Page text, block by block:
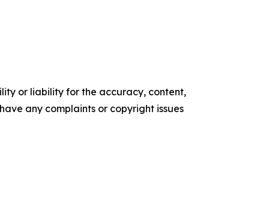
or liability for the accuracy, content,
any complaints or copyright issues